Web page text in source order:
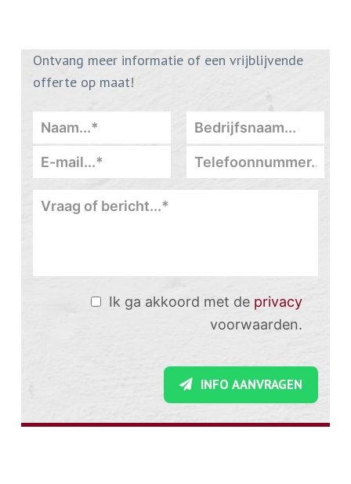
Ontvang meer informatie of een vrijblijvende
offerte op maat!
Ik ga akkoord met de privacy
voorwaarden.
INFO AANVRAGEN